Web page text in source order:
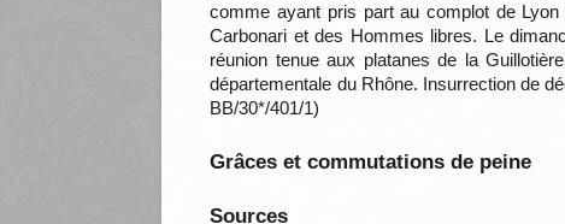
comme ayant pris part au complot de
Carbonari et des Hommes libres. Le
réunion tenue aux platanes de la
départementale du Rhône. Insurrection de
BB/30*/401/1)
Grâces et commutations de peine
Sources